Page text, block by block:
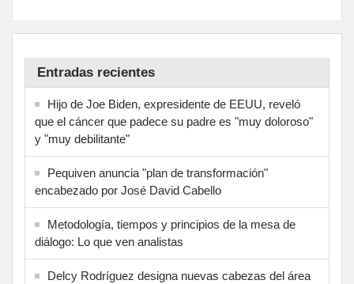
Entradas recientes
Hijo de Joe Biden, expresidente de EEUU, reveló
que el cáncer que padece su padre es "muy doloroso"
y "muy debilitante"
Pequiven anuncia "plan de transformación"
encabezado por José David Cabello
Metodología, tiempos y principios de la mesa de
diálogo: Lo que ven analistas
Delcy Rodríguez designa nuevas cabezas del área